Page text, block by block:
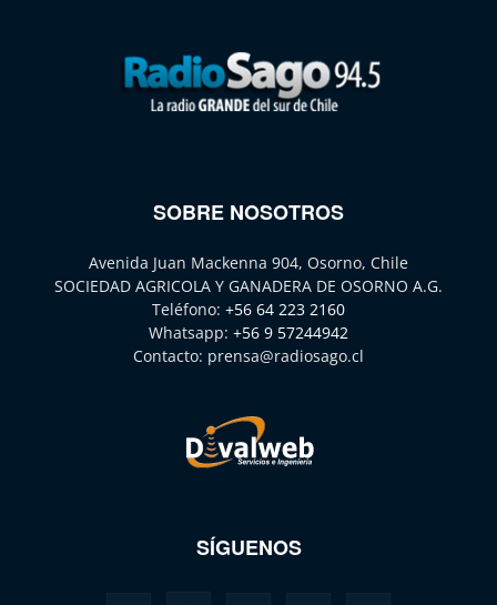
SOBRE NOSOTROS
Avenida Juan Mackenna 904, Osorno, Chile
SOCIEDAD AGRICOLA Y GANADERA DE OSORNO A.G.
Teléfono: +56 64 223 2160
Whatsapp: +56 9 57244942
Contacto: prensa@radiosago.cl
SÍGUENOS